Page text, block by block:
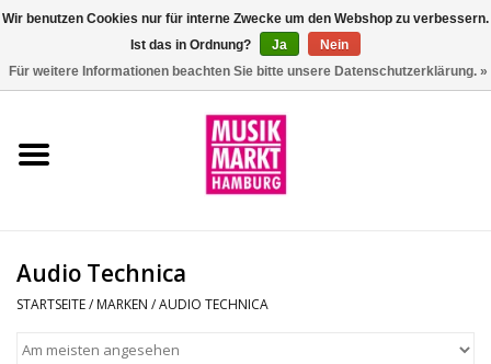
Aktion
Percussion
Audio Technica
STARTSEITE/ MARKEN /AUDIO TECHNICA
Wir benutzen Cookies nur für interne Zwecke um den Webshop zu verbessern.
Ist das in Ordnung?
Ja
Nein
Für weitere Informationen beachten Sie bitte unsere Datenschutzerklärung. »